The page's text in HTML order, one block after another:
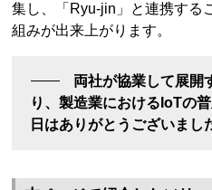
集し、「Ryu-jin」と連携する
組みが出来上がります。
両社が協業して展開
り、製造業におけるIoTの
日はありがとうございまし